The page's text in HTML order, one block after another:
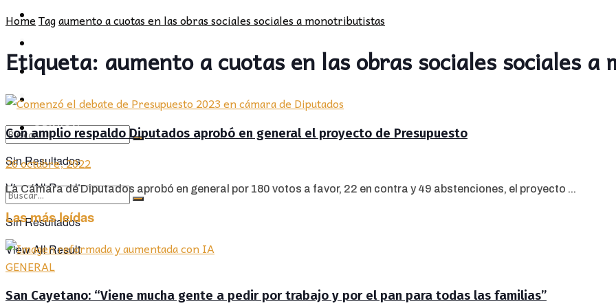
CULTURA
OPINIÓN
Sin Resultados
View All Result
PROVINCIA
SOCIEDAD
CULTURA
OPINIÓN
Sin Resultados
View All Result
HomeTagaumento a cuotas en las obras sociales sociales a monotributistas
Etiqueta: aumento a cuotas en las obras sociales sociales
Con amplio respaldo Diputados aprobó en general el proyecto de Presupuesto
26 octubre, 2022
La Cámara de Diputados aprobó en general por 180 votos a favor, 22 en contra y 49 abstenciones, el proyecto ...
Las más leídas
GENERAL
San Cayetano: “Viene mucha gente a pedir por trabajo y por el pan para todas las familias”